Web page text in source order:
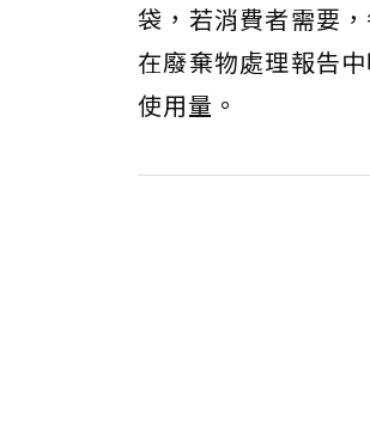
袋，若消費者需要
在廢棄物處理報告
使用量。